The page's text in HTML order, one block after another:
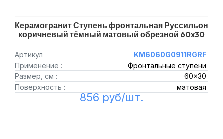
Керамогранит Ступень фронтальная Руссильон
коричневый тёмный матовый обрезной 60x30
Артикул
KM6060G0911RGRF
Применение :
Фронтальные ступени
Размер, см :
60x30
Поверхность :
матовая
856 руб/шт.